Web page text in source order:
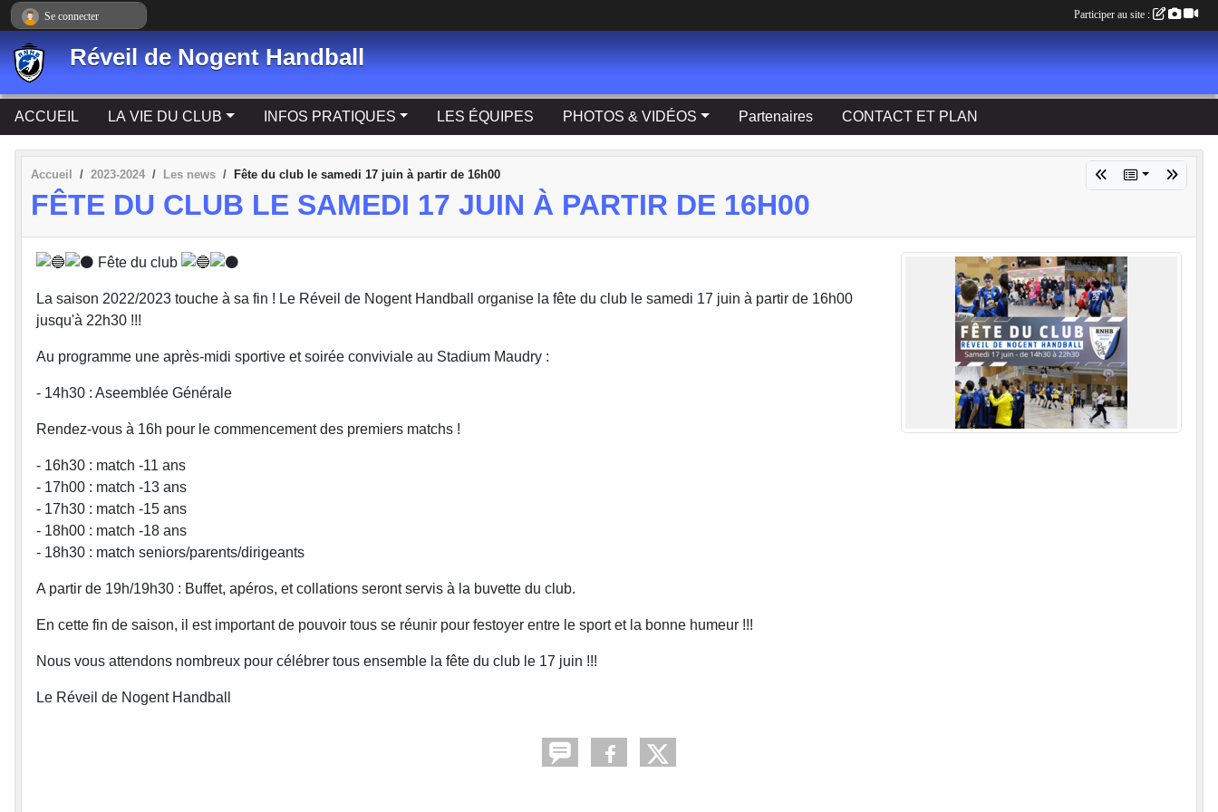
Réveil de Nogent Handball
ACCUEIL LA VIE DU CLUB INFOS PRATIQUES LES ÉQUIPES PHOTOS & VIDÉOS Partenaires CONTACT ET PLAN
Accueil 2023-2024 Les news Fête du club le samedi 17 juin à partir de 16h00
FÊTE DU CLUB LE SAMEDI 17 JUIN À PARTIR DE 16H00
Fête du club
La saison 2022/2023 touche à sa fin ! Le Réveil de Nogent Handball organise la fête du club le samedi 17 juin à partir de 16h00
jusqu'à 22h30 !!!
Au programme une après-midi sportive et soirée conviviale au Stadium Maudry :
- 14h30 : Aseemblée Générale
Rendez-vous à 16h pour le commencement des premiers matchs !
- 16h30 : match -11 ans
- 17h00 : match -13 ans
- 17h30 : match -15 ans
- 18h00 : match -18 ans
- 18h30 : match seniors/parents/dirigeants
A partir de 19h/19h30 : Buffet, apéros, et collations seront servis à la buvette du club.
En cette fin de saison, il est important de pouvoir tous se réunir pour festoyer entre le sport et la bonne humeur !!!
Nous vous attendons nombreux pour célébrer tous ensemble la fête du club le 17 juin !!!
Le Réveil de Nogent Handball
Se connecter Participer au site :
Panneau de gestion des cookies